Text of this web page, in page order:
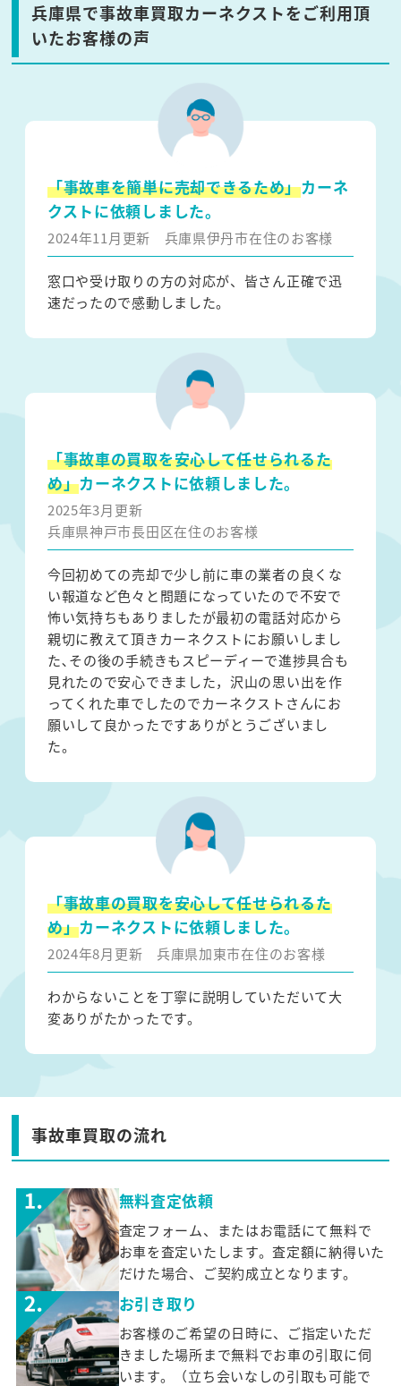
兵庫県で事故車買取カーネクストをご利用頂
いたお客様の声
「事故車を簡単に売却できるため」カーネ
クストに依頼しました。
2024年11月更新 兵庫県伊丹市在住のお客様
窓口や受け取りの方の対応が、皆さん正確で迅
速だったので感動しました。
「事故車の買取を安心して任せられるた
め」カーネクストに依頼しました。
2025年3月更新
兵庫県神戸市長田区在住のお客様
今回初めての売却で少し前に車の業者の良くな
い報道など色々と問題になっていたので不安で
怖い気持ちもありましたが最初の電話対応から
親切に教えて頂きカーネクストにお願いしまし
た､その後の手続きもスピーディーで進捗具合も
見れたので安心できました，沢山の思い出を作
ってくれた車でしたのでカーネクストさんにお
願いして良かったですありがとうございまし
た。
「事故車の買取を安心して任せられるた
め」カーネクストに依頼しました。
2024年8月更新 兵庫県加東市在住のお客様
わからないことを丁寧に説明していただいて大
変ありがたかったです。
事故車買取の流れ
無料査定依頼
査定フォーム、またはお電話にて無料で
お車を査定いたします。査定額に納得いた
だけた場合、ご契約成立となります。
お引き取り
お客様のご希望の日時に、ご指定いただ
きました場所まで無料でお車の引取に伺
います。（立ち会いなしの引取も可能で